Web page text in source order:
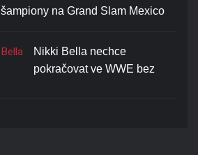
šampiony na Grand Slam Mexico
Nikki Bella nechce
pokračovat ve WWE bez